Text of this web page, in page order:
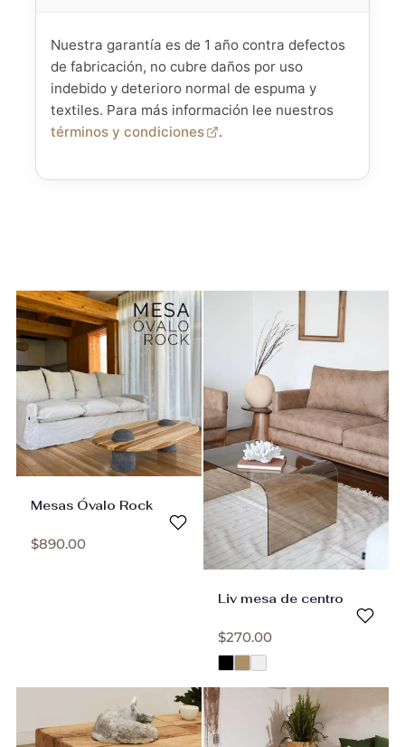
Nuestra garantía es de 1 año contra defectos
de fabricación, no cubre daños por uso
indebido y deterioro normal de espuma y
textiles. Para más información lee nuestros
términos y condiciones
.
Mesas Óvalo Rock
$890.00
Liv mesa de centro
$270.00